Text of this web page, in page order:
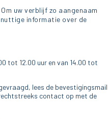
uw verblijf zo aangenaam
informatie over de
tot 12.00 uur en van 14.00 tot
lees de bevestigingsmail
contact op met de